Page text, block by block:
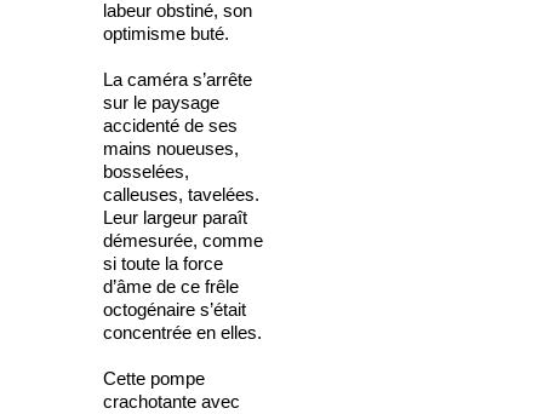
labeur obstiné, son
optimisme buté.
La caméra s’arrête
sur le paysage
accidenté de ses
mains noueuses,
bosselées,
calleuses, tavelées.
Leur largeur paraît
démesurée, comme
si toute la force
d’âme de ce frêle
octogénaire s’était
concentrée en elles.
Cette pompe
crachotante avec